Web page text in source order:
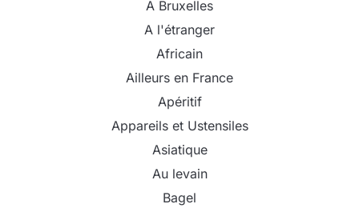
A Bruxelles
A l'étranger
Africain
Ailleurs en France
Apéritif
Appareils et Ustensiles
Asiatique
Au levain
Bagel